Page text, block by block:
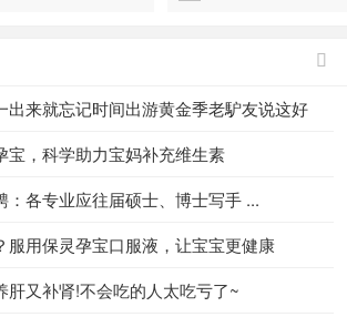

出来就忘记时间出游黄金季老馿友说这好
宝，科学助力宝妈补充维生素
：各专业应往届硕士、博士写手 ...
服用保灵孕宝口服液，让宝宝更健康
肝又补肾!不会吃的人太吃亏了~